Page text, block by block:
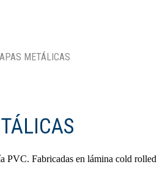
METÁLICAS
PVC. Fabricadas en lámina cold rolled